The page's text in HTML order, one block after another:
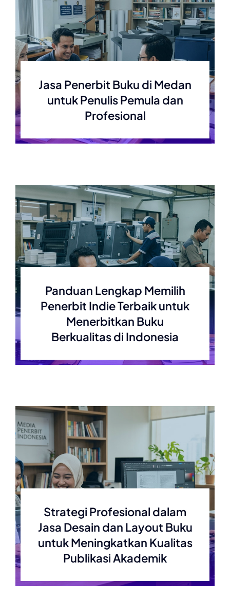
Jasa Penerbit Buku di Medan
untuk Penulis Pemula dan
Profesional
Panduan Lengkap Memilih
Penerbit Indie Terbaik untuk
Menerbitkan Buku
Berkualitas di Indonesia
Strategi Profesional dalam
Jasa Desain dan Layout Buku
untuk Meningkatkan Kualitas
Publikasi Akademik